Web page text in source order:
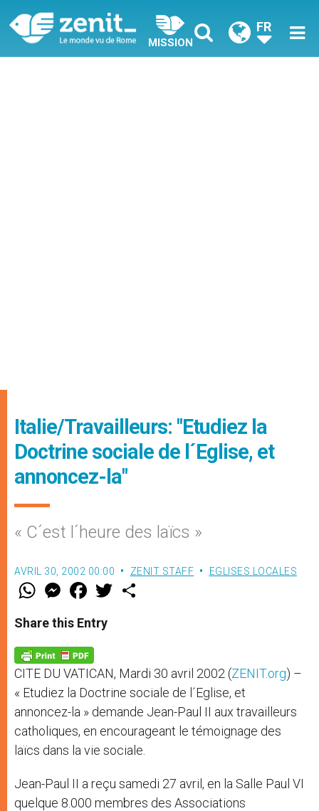
MISSION
FR
Italie/Travailleurs: "Etudiez la
Doctrine sociale de l´Eglise, et
annoncez-la"
« C´est l´heure des laïcs »
AVRIL 30, 2002 00:00 ZENIT STAFF EGLISES LOCALES
W
t
s
p
p
M
e
s
e
g
e
r
F
a
e
b
o
k
w
Share this Entry
CITE DU VATICAN, Mardi 30 avril 2002 (ZENIT.org) –
« Etudiez la Doctrine sociale de l´Eglise, et
annoncez-la » demande Jean-Paul II aux travailleurs
catholiques, en encourageant le témoignage des
laïcs dans la vie sociale.
Jean-Paul II a reçu samedi 27 avril, en la Salle Paul VI
quelque 8.000 membres des Associations